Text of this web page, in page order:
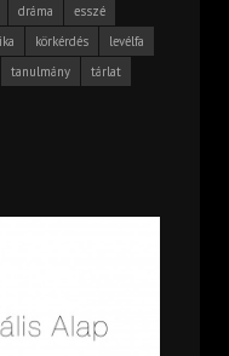
dráma
esszé
körkérdés
levélfa
tanulmány
tárlat